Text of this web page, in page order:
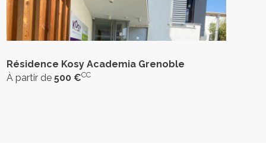
Résidence Kosy Academia Grenoble
À partir de 500 €CC